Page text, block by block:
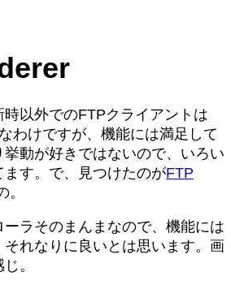
以外でのFTPクライアントは
わけですが、機能には満足して
動が好きではないので、いろい
ます。で、見つけたのがFTP
。
ラそのまんまなので、機能には
れなりに良いとは思います。画
。